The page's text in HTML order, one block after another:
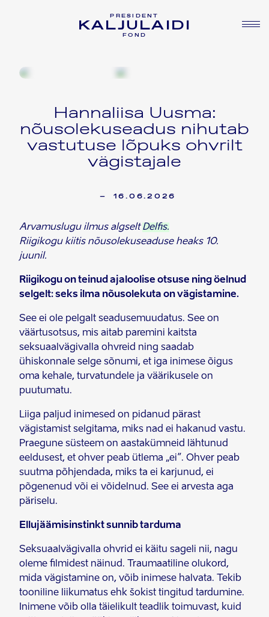
PRESIDENT
KALJULAIDI
FOND
Hannaliisa Uusma:
nõusolekuseadus nihutab
vastutuse lõpuks ohvrilt
vägistajale
– 16.06.2026
Arvamuslugu ilmus algseltDelfis.
Riigikogu kiitis nõusolekuseaduse heaks 10.
juunil.
Riigikogu on teinud ajaloolise otsuse ning öelnud
selgelt: seks ilma nõusolekuta on vägistamine.
See ei ole pelgalt seadusemuudatus. See on
väärtusotsus, mis aitab paremini kaitsta
seksuaalvägivalla ohvreid ning saadab
ühiskonnale selge sõnumi, et iga inimese õigus
oma kehale, turvatundele ja väärikusele on
puutumatu.
Liiga paljud inimesed on pidanud pärast
vägistamist selgitama, miks nad ei hakanud vastu.
Praegune süsteem on aastakümneid lähtunud
eeldusest, et ohver peab ütlema „ei”. Ohver peab
suutma põhjendada, miks ta ei karjunud, ei
põgenenud või ei võidelnud. See ei arvesta aga
päriselu.
Ellujäämisinstinkt sunnib tarduma
Seksuaalvägivalla ohvrid ei käitu sageli nii, nagu
oleme filmidest näinud. Traumaatiline olukord,
mida vägistamine on, võib inimese halvata. Tekib
tooniline liikumatus ehk šokist tingitud tardumine.
Inimene võib olla täielikult teadlik toimuvast, kuid